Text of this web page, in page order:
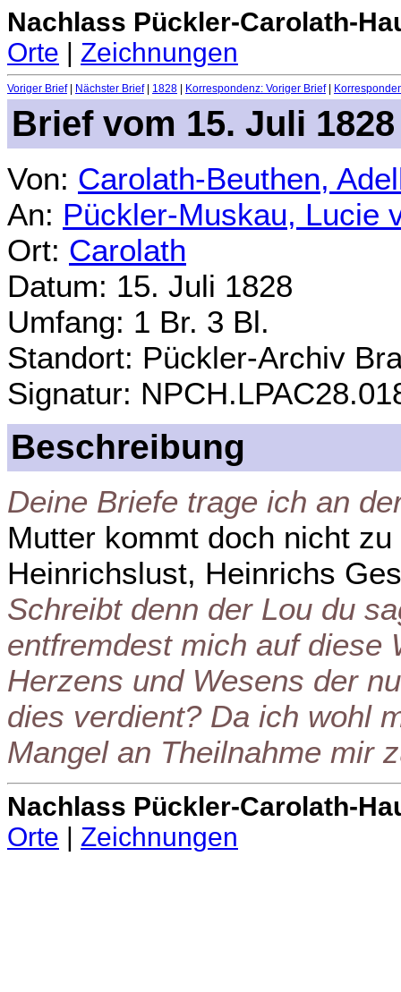
Nachlass Pückler-Carolath-
Orte | Zeichnungen
Voriger Brief| Nächster Brief| 1828 Korrespondenz: Voriger Brief|
Brief vom 15. Juli 1828
Von: Carolath-Beuthen,
An: Pückler-Muskau, Lucie
Ort: Carolath
Datum: 15. Juli 1828
Umfang: 1 Br. 3 Bl.
Standort: Pückler-Archiv
Signatur:
Beschreibung
Deine Briefe trage ich an
Mutter kommt doch nicht
Heinrichslust, Heinrichs
Schreibt denn der Lou du
entfremdest mich auf diese
Herzens und Wesens der
dies verdient? Da ich wohl
Mangel an Theilnahme mir
Nachlass Pückler-Carolath-
Orte | Zeichnungen